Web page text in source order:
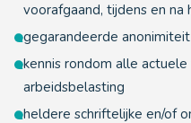
voorafgaand, tijdens en na
gegarandeerde
kennis rondom alle
arbeidsbelasting
heldere schriftelijke en/of